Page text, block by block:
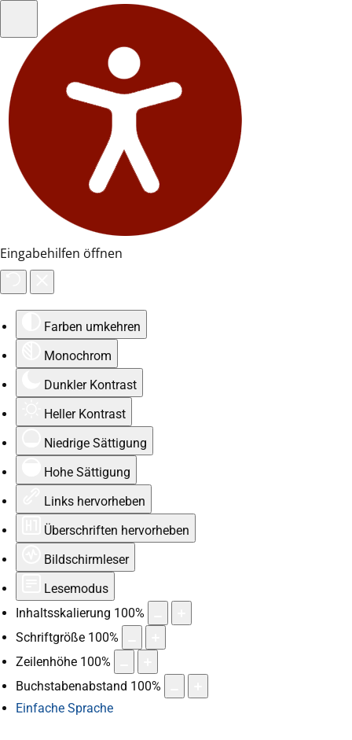
Eingabehilfen öffnen
Farben umkehren
Monochrom
Dunkler Kontrast
Heller Kontrast
Niedrige Sättigung
Hohe Sättigung
Links hervorheben
Überschriften hervorheben
Bildschirmleser
Lesemodus
Inhaltsskalierung 100%
Schriftgröße 100%
Zeilenhöhe 100%
Buchstabenabstand 100%
Einfache Sprache